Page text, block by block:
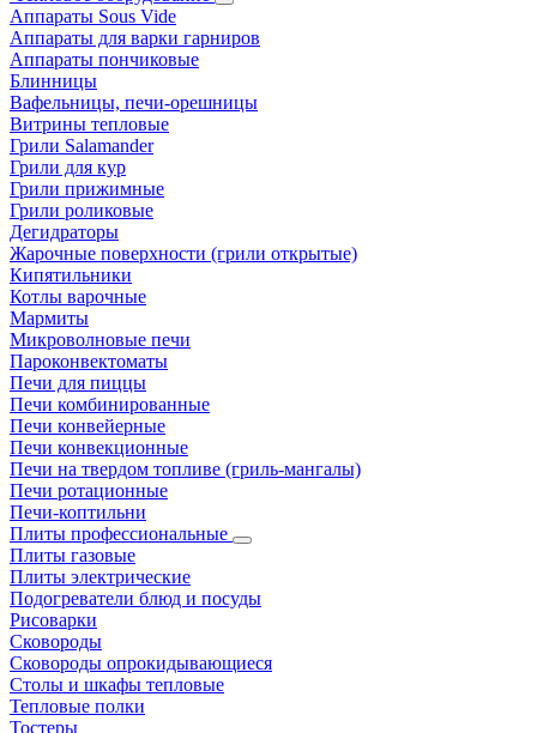
Аппараты Sous Vide
Аппараты для варки гарниров
Аппараты пончиковые
Блинницы
Вафельницы, печи-орешницы
Витрины тепловые
Грили Salamander
Грили для кур
Грили прижимные
Грили роликовые
Дегидраторы
Жарочные поверхности (грили открытые)
Кипятильники
Котлы варочные
Мармиты
Микроволновые печи
Пароконвектоматы
Печи для пиццы
Печи комбинированные
Печи конвейерные
Печи конвекционные
Печи на твердом топливе (гриль-мангалы)
Печи ротационные
Печи-коптильни
Плиты профессиональные
Плиты газовые
Плиты электрические
Подогреватели блюд и посуды
Рисоварки
Сковороды
Сковороды опрокидывающиеся
Столы и шкафы тепловые
Тепловые полки
Тостеры